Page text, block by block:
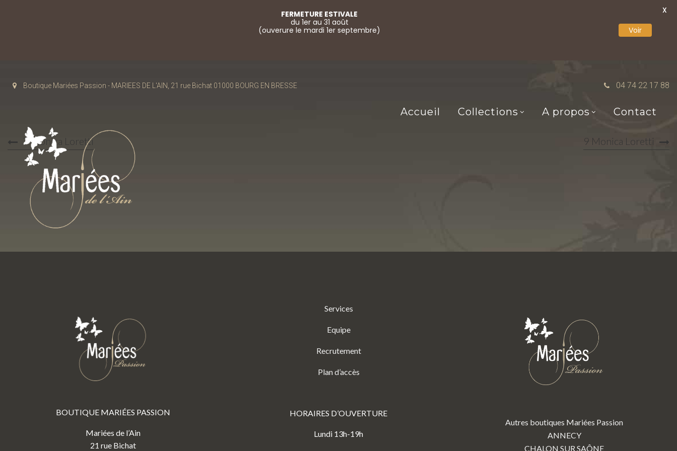
Boutique Mariées Passion - MARIEES DE L'AIN, 21 rue Bichat 01000 BOURG EN BRESSE 04 74 22 17 88
Accueil Collections A propos Contact
7 Monica Loretti 9 Monica Loretti
BOUTIQUE MARIÉES PASSION
Mariées de l’Ain
21 rue Bichat
Services
Equipe
Recrutement
Plan d’accès
HORAIRES D’OUVERTURE
Lundi 13h-19h
Autres boutiques Mariées Passion
ANNECY
CHALON SUR SAÔNE
FERMETURE ESTIVALE
du 1er au 31 août
(ouverure le mardi 1er septembre)
Voir
X